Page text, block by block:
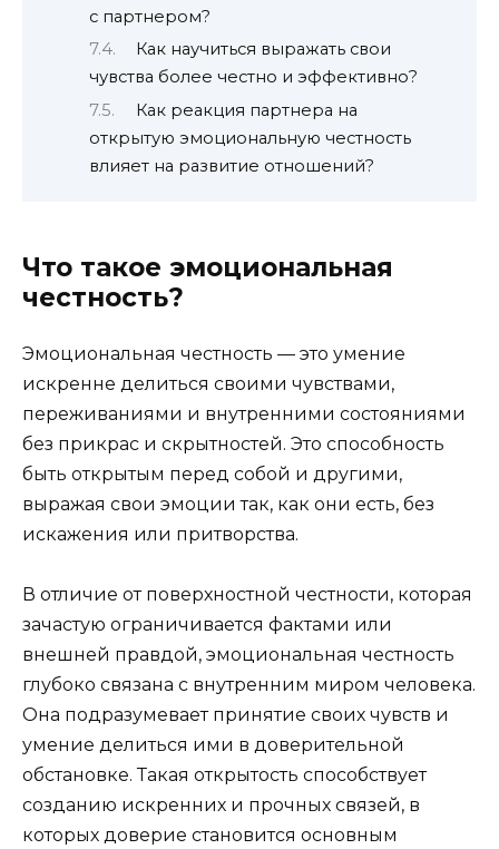
с партнером?
Как научиться выражать свои
чувства более честно и эффективно?
Как реакция партнера на
открытую эмоциональную честность
влияет на развитие отношений?
Что такое эмоциональная
честность?
Эмоциональная честность — это умение
искренне делиться своими чувствами,
переживаниями и внутренними состояниями
без прикрас и скрытностей. Это способность
быть открытым перед собой и другими,
выражая свои эмоции так, как они есть, без
искажения или притворства.
В отличие от поверхностной честности, которая
зачастую ограничивается фактами или
внешней правдой, эмоциональная честность
глубоко связана с внутренним миром человека.
Она подразумевает принятие своих чувств и
умение делиться ими в доверительной
обстановке. Такая открытость способствует
созданию искренних и прочных связей, в
которых доверие становится основным